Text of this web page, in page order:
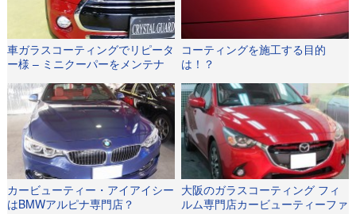
車ガラスコーティングでリピータ
ー様 – ミニクーパーをメンテナ
コーティングを施工する目的
は！？
カービューティー・アイアイシー
はBMWアルピナ専門店？
大阪のガラスコーティング フィ
ルム専門店カービューティーファ